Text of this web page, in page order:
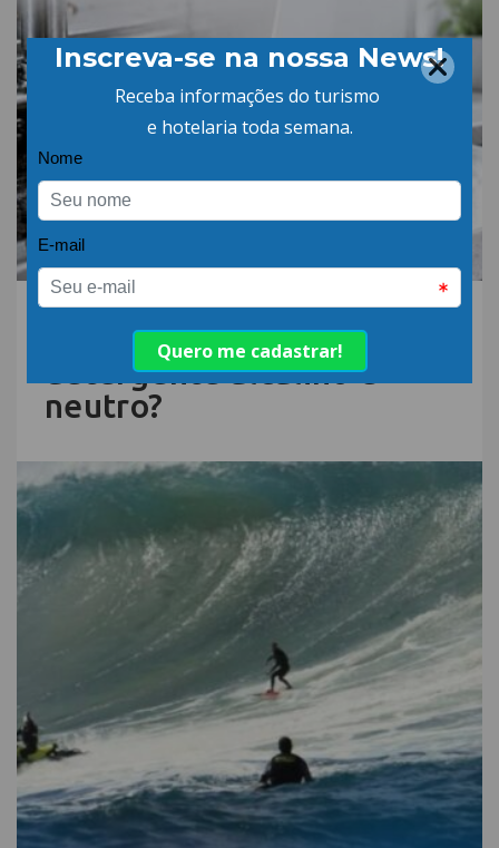
06.AGO.26 | POR: ABIH-SC
Qual a diferença entre
detergente alcalino e
neutro?